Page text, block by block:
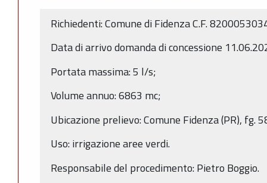
Richiedenti: Comune di Fidenza C.F.
Data di arrivo domanda di concessione
Portata massima: 5 l/s;
Volume annuo: 6863 mc;
Ubicazione prelievo: Comune Fidenza (PR), fg.
Uso: irrigazione aree verdi.
Responsabile del procedimento: Pietro Boggio.